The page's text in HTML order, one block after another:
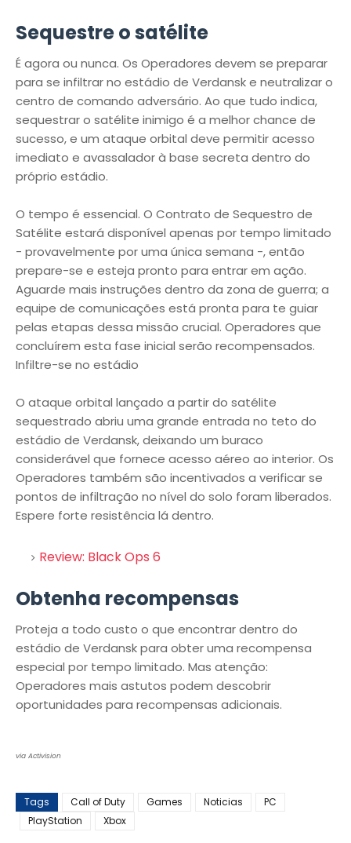
Sequestre o satélite
É agora ou nunca. Os Operadores devem se preparar
para se infiltrar no estádio de Verdansk e neutralizar o
centro de comando adversário. Ao que tudo indica,
sequestrar o satélite inimigo é a melhor chance de
sucesso, e um ataque orbital deve permitir acesso
imediato e avassalador à base secreta dentro do
próprio estádio.
O tempo é essencial. O Contrato de Sequestro de
Satélite estará disponível apenas por tempo limitado
- provavelmente por uma única semana -, então
prepare-se e esteja pronto para entrar em ação.
Aguarde mais instruções dentro da zona de guerra; a
equipe de comunicações está pronta para te guiar
pelas etapas dessa missão crucial. Operadores que
concluírem esta fase inicial serão recompensados.
Infiltre-se no estádio
O ataque orbital lançado a partir do satélite
sequestrado abriu uma grande entrada no teto do
estádio de Verdansk, deixando um buraco
considerável que fornece acesso aéreo ao interior. Os
Operadores também são incentivados a verificar se
pontos de infiltração no nível do solo foram liberados.
Espere forte resistência lá dentro.
Review: Black Ops 6
Obtenha recompensas
Proteja a todo custo o que encontrar dentro do
estádio de Verdansk para obter uma recompensa
especial por tempo limitado. Mas atenção:
Operadores mais astutos podem descobrir
oportunidades para recompensas adicionais.
via Activision
Tags Call of Duty Games Noticias
PC
PlayStation
Xbox